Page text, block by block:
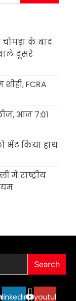
के बाद
दूसरे
FCRA
आज 7:01
भेंट किया हाथ
में राष्ट्रीय
Search
linkedin youtube